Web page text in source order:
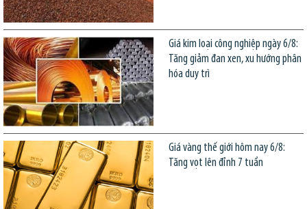
Giá kim loại công nghiệp ngày 6/8:
Tăng giảm đan xen, xu hướng phân
hóa duy trì
Giá vàng thế giới hôm nay 6/8:
Tăng vọt lên đỉnh 7 tuần